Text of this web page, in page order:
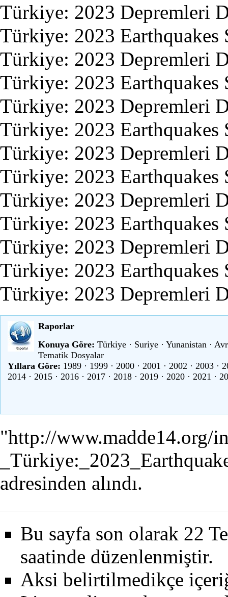
Türkiye: 2023 Depremleri
Türkiye: 2023
Türkiye: 2023 Depremleri
Türkiye: 2023
Türkiye: 2023 Depremleri
Türkiye: 2023
Türkiye: 2023 Depremleri
Türkiye: 2023
Türkiye: 2023 Depremleri
Türkiye: 2023
Türkiye: 2023 Depremleri
Türkiye: 2023
Türkiye: 2023 Depremleri
Raporlar
Konuya Göre: Türkiye· Suriye· Yunanistan·
Tematik Dosyalar
Yıllara Göre: 1989 · 1999 · 2000 · 2001 · 2002 · 2003 ·
2014 · 2015 · 2016 · 2017 · 2018 · 2019 · 2020 · 2021 ·
"http://www.madde14.org/
adresinden alındı.
Bu sayfa son olarak 22
saatinde düzenlenmiştir.
Aksi belirtilmedikçe